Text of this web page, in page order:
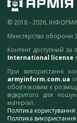
© 2018 - 2026,
Міністерство оборони
Контент доступний за
International license
При використанні
armyinform.com.ua
обов’язковим є
відкритого для
матеріал.
Політика
Політика